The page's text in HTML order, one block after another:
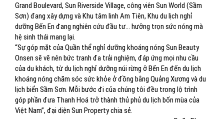
Grand Boulevard, Sun Riverside Village, công viên Sun World (Sầm
Sơn) đang xây dựng và Khu tâm linh Am Tiên, Khu du lịch nghỉ
dưỡng Bến En đang nghiên cứu đầu tư… hưởng trọn sức nóng mà
hệ sinh thái mang lại.
“Sự góp mặt của Quần thể nghỉ dưỡng khoáng nóng Sun Beauty
Onsen sẽ vẽ nên bức tranh đa trải nghiệm, đáp ứng mọi nhu cầu
của du khách, từ du lịch nghỉ dưỡng núi rừng ở Bến En đến du lịch
khoáng nóng chăm sóc sức khỏe ở đồng bằng Quảng Xương và du
lịch biển Sầm Sơn. Mỗi bước đi của chúng tôi đều trong lộ trình
góp phần đưa Thanh Hoá trở thành thủ phủ du lịch bốn mùa của
Việt Nam”, đại diện Sun Property chia sẻ.